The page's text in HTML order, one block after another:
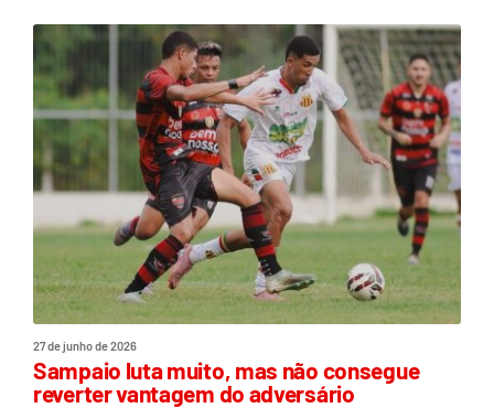
27 de junho de 2026
Sampaio luta muito, mas não consegue
reverter vantagem do adversário